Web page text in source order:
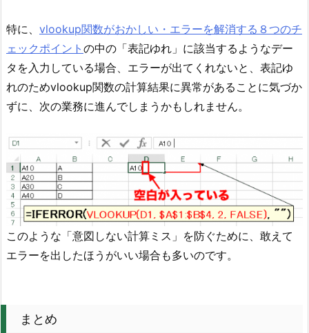
特に、 vlookup関数がおかしい・エラーを解消する８つのチ
ェックポイント の中の「表記ゆれ」に該当するようなデー
タを入力している場合、エラーが出てくれないと、表記ゆ
れのためvlookup関数の計算結果に異常があることに気づか
ずに、次の業務に進んでしまうかもしれません。
このような「意図しない計算ミス」を防ぐために、敢えて
エラーを出したほうがいい場合も多いのです。
まとめ